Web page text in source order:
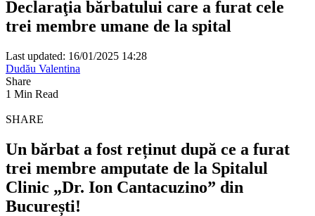
Declaraţia bărbatului care a furat cele
trei membre umane de la spital
Last updated: 16/01/2025 14:28
Dudău Valentina
Share
1 Min Read
SHARE
Un bărbat a fost reținut după ce a furat
trei membre amputate de la Spitalul
Clinic „Dr. Ion Cantacuzino” din
București!